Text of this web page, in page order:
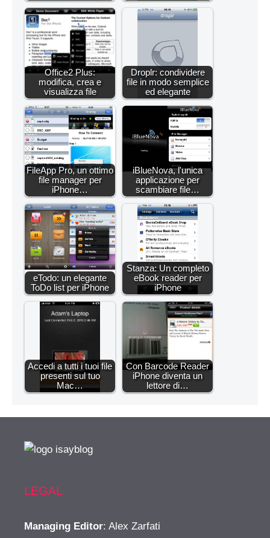
Office2 Plus:
modifica, crea e
visualizza file
Droplr: condividere
file in modo semplice
ed elegante
FileApp Pro, un ottimo
file manager per
iPhone…
iBlueNova, l'unica
applicazione per
scambiare file…
eTodo: un elegante
ToDo list per iPhone
Stanza: Un completo
eBook reader per
iPhone
Accedi a tutti i tuoi file
presenti sul tuo
Mac…
Con Barcode Reader
iPhone diventa un
lettore di…
LEGAL
Managing Editor: Alex Zarfati